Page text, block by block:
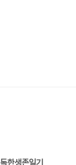
독한생존일기